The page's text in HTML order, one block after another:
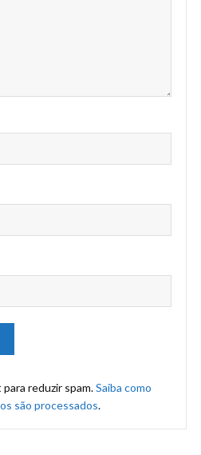
reduzir spam.Saiba como
são processados.